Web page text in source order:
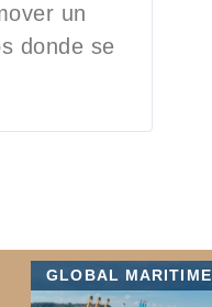
un
donde se
GLOBAL MARITIME